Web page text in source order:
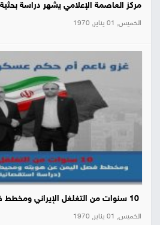
مركز العاصمة الإعلامي يشهر دراسة
الخميس, 01 يناير, 1970
الخميس, 01 يناير, 1970